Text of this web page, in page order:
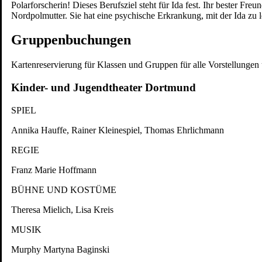
Polarforscherin! Dieses Berufsziel steht für Ida fest. Ihr bester
Nordpolmutter. Sie hat eine psychische Erkrankung, mit der Ida
Gruppenbuchungen
Kartenreservierung für Klassen und Gruppen für alle
Kinder- und Jugendtheater Dortmund
SPIEL
Annika Hauffe, Rainer Kleinespiel, Thomas Ehrlichmann
REGIE
Franz Marie Hoffmann
BÜHNE UND KOSTÜME
Theresa Mielich, Lisa Kreis
MUSIK
Murphy Martyna Baginski
Penguin’s Days
Mitmachen
Förderer: